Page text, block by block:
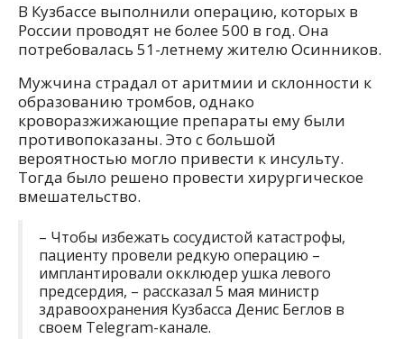
В Кузбассе выполнили операцию, которых в
России проводят не более 500 в год. Она
потребовалась 51-летнему жителю Осинников.
Мужчина страдал от аритмии и склонности к
образованию тромбов, однако
кроворазжижающие препараты ему были
противопоказаны. Это с большой
вероятностью могло привести к инсульту.
Тогда было решено провести хирургическое
вмешательство.
– Чтобы избежать сосудистой катастрофы,
пациенту провели редкую операцию –
имплантировали окклюдер ушка левого
предсердия, – рассказал 5 мая министр
здравоохранения Кузбасса Денис Беглов в
своем Telegram-канале.